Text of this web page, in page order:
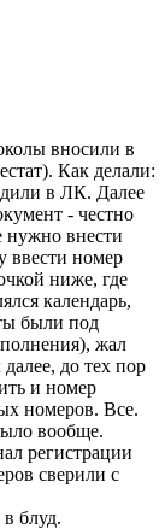
вносили в
Как делали:
в ЛК. Далее
- честно
нужно внести
ввести номер
ниже, где
календарь,
были под
жал
до тех пор
и номер
номеров. Все.
вообще.
регистрации
сверили с
блуд.